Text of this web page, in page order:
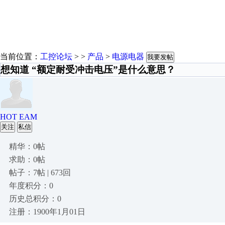
当前位置： 工控论坛 > > 产品 > 电源电器 我要发帖
想知道 “额定耐受冲击电压”是什么意思？
HOT EAM
关注 私信
精华：0帖
求助：0帖
帖子：7帖 | 673回
年度积分：0
历史总积分：0
注册：1900年1月01日